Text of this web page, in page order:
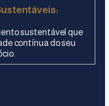
sustentável que
contínua do seu